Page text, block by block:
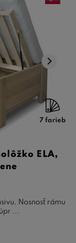
7 farieb
ELA,
Nosnosť rámu
...